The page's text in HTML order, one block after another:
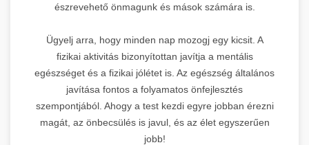
észrevehető önmagunk és mások számára is.
Ügyelj arra, hogy minden nap mozogj egy kicsit. A
fizikai aktivitás bizonyítottan javítja a mentális
egészséget és a fizikai jólétet is. Az egészség általános
javítása fontos a folyamatos önfejlesztés
szempontjából. Ahogy a test kezdi egyre jobban érezni
magát, az önbecsülés is javul, és az élet egyszerűen
jobb!